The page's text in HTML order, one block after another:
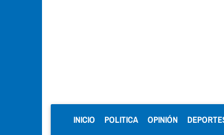
INICIO (CURRENT)
POLITICA OPINIÓN